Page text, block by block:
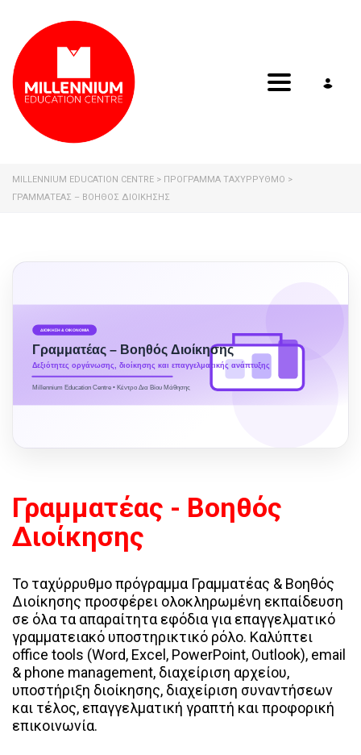
Toggle
MILLENNIUM EDUCATION CENTRE > ΠΡΟΓΡΑΜΜΑ ΤΑΧΥΡΡΥΘΜΟ >
ΓΡΑΜΜΑΤΈΑΣ – ΒΟΗΘΌΣ ΔΙΟΊΚΗΣΗΣ
ΔΙΟΙΚΗΣΗ & ΟΙΚΟΝΟΜΙΑ
Γραμματέας – Βοηθός Διοίκησης
Δεξιότητες οργάνωσης, διοίκησης και επαγγελματικής ανάπτυξης
Millennium Education Centre • Κέντρο Δια Βίου Μάθησης
Γραμματέας - Βοηθός
Διοίκησης
Το ταχύρρυθμο πρόγραμμα Γραμματέας & Βοηθός
Διοίκησης προσφέρει ολοκληρωμένη εκπαίδευση
σε όλα τα απαραίτητα εφόδια για επαγγελματικό
γραμματειακό υποστηρικτικό ρόλο. Καλύπτει
office tools (Word, Excel, PowerPoint, Outlook), email
& phone management, διαχείριση αρχείου,
υποστήριξη διοίκησης, διαχείριση συναντήσεων
και τέλος, επαγγελματική γραπτή και προφορική
επικοινωνία.